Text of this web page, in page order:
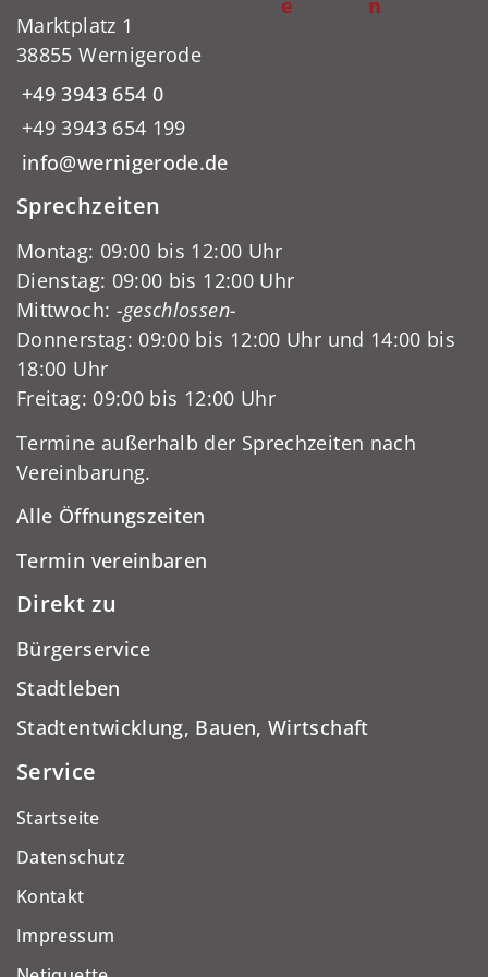
Marktplatz 1
38855 Wernigerode
+49 3943 654 0
+49 3943 654 199
info@wernigerode.de
Sprechzeiten
Montag: 09:00 bis 12:00 Uhr
Dienstag: 09:00 bis 12:00 Uhr
Mittwoch: -geschlossen-
Donnerstag: 09:00 bis 12:00 Uhr und 14:00 bis
18:00 Uhr
Freitag: 09:00 bis 12:00 Uhr
Termine außerhalb der Sprechzeiten nach
Vereinbarung.
Alle Öffnungszeiten
Termin vereinbaren
Direkt zu
Bürgerservice
Stadtleben
Stadtentwicklung, Bauen, Wirtschaft
Service
Startseite
Datenschutz
Kontakt
Impressum